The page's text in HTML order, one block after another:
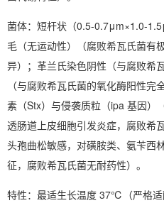
菌体：短杆状（0.5-0.7μm×1.0-
毛（无运动性）
（腐败希瓦氏菌
异）；革兰氏染色阴性（与腐败希
（与腐败希瓦氏菌的氧化酶阳性完
素（Stx）与侵袭质粒（ipa 基因）
透肠道上皮细胞引发炎症，腐败希
头孢曲松敏感，对磺胺类、氨苄西
征，腐败希瓦氏菌无耐药性）。
特性：最适生长温度 37℃（严格